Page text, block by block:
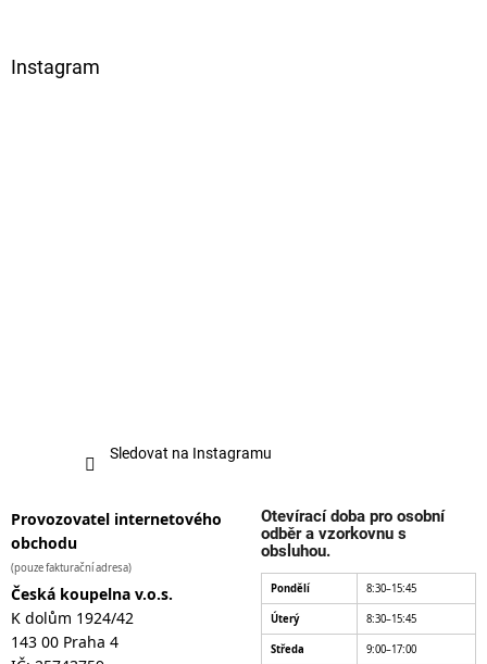
Instagram
Sledovat na Instagramu
Provozovatel internetového
obchodu
(pouze fakturační adresa)
Česká koupelna v.o.s.
K dolům 1924/42
143 00 Praha 4
Otevírací doba pro osobní
odběr a vzorkovnu s
obsluhou.
Pondělí 8:30–15:45
Úterý 8:30–15:45
Středa 9:00–17:00